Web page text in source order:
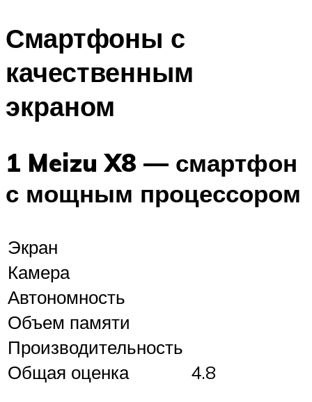
Смартфоны с
качественным
экраном
1 Meizu X8 — смартфон
с мощным процессором
Экран
Камера
Автономность
Объем памяти
Производительность
Общая оценка
4.8